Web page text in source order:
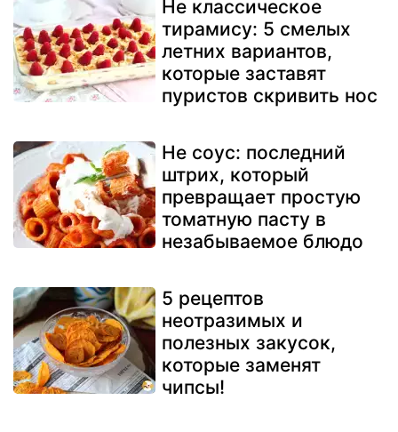
Не классическое
тирамису: 5 смелых
летних вариантов,
которые заставят
пуристов скривить нос
Не соус: последний
штрих, который
превращает простую
томатную пасту в
незабываемое блюдо
5 рецептов
неотразимых и
полезных закусок,
которые заменят
чипсы!